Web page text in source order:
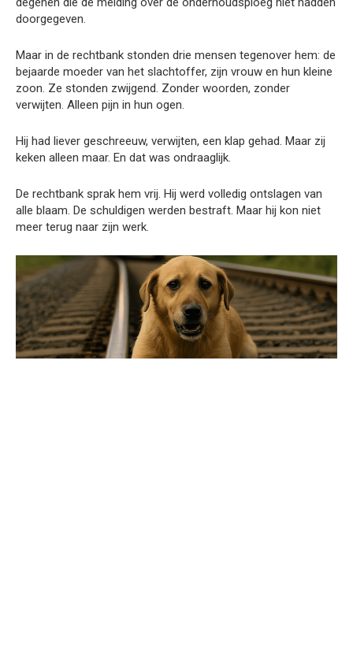
doorgegeven.
Maar in de rechtbank stonden drie mensen tegenover hem: de
bejaarde moeder van het slachtoffer, zijn vrouw en hun kleine
zoon. Ze stonden zwijgend. Zonder woorden, zonder
verwijten. Alleen pijn in hun ogen.
Hij had liever geschreeuw, verwijten, een klap gehad. Maar zij
keken alleen maar. En dat was ondraaglijk.
De rechtbank sprak hem vrij. Hij werd volledig ontslagen van
alle blaam. De schuldigen werden bestraft. Maar hij kon niet
meer terug naar zijn werk.